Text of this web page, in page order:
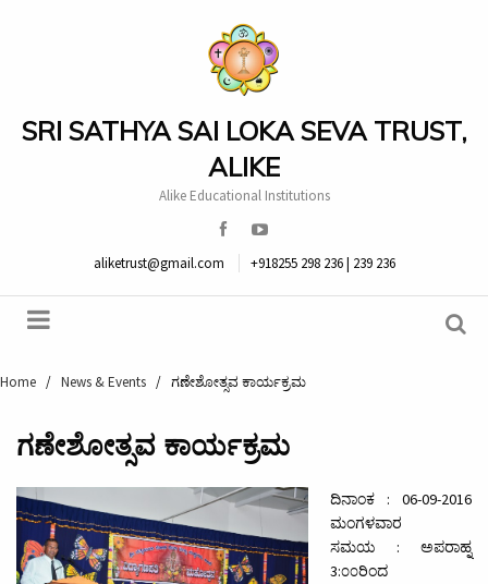
SRI SATHYA SAI LOKA SEVA TRUST,
ALIKE
Alike Educational Institutions
aliketrust@gmail.com +918255 298 236 | 239 236
Home / News & Events / ಗಣೇಶೋತ್ಸವ ಕಾರ್ಯಕ್ರಮ
ಗಣೇಶೋತ್ಸವ ಕಾರ್ಯಕ್ರಮ
ದಿನಾಂಕ : 06-09-2016
ಮಂಗಳವಾರ
ಸಮಯ : ಅಪರಾಹ್ನ
3:೦೦ರಿಂದ